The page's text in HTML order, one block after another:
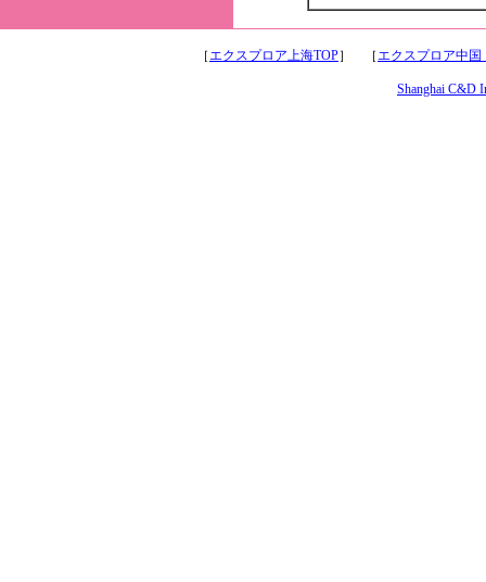
［エクスプロア上海TOP］ ［エクスプロア中国
Shanghai C&D